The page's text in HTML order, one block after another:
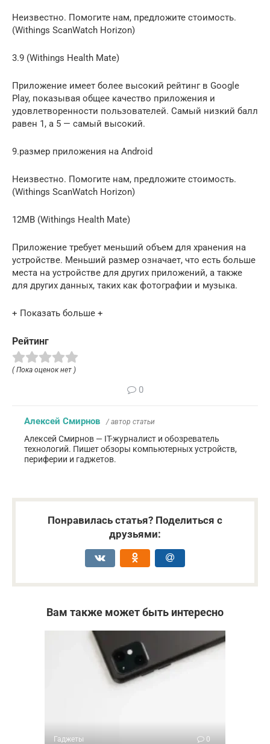
Неизвестно. Помогите нам, предложите стоимость.
(Withings ScanWatch Horizon)
3.9 (Withings Health Mate)
Приложение имеет более высокий рейтинг в Google
Play, показывая общее качество приложения и
удовлетворенности пользователей. Самый низкий балл
равен 1, а 5 — самый высокий.
9.размер приложения на Android
Неизвестно. Помогите нам, предложите стоимость.
(Withings ScanWatch Horizon)
12MB (Withings Health Mate)
Приложение требует меньший объем для хранения на
устройстве. Меньший размер означает, что есть больше
места на устройстве для других приложений, а также
для других данных, таких как фотографии и музыка.
+ Показать больше +
Рейтинг
( Пока оценок нет )
0
Алексей Смирнов / автор статьи
Алексей Смирнов — IT-журналист и обозреватель
технологий. Пишет обзоры компьютерных устройств,
периферии и гаджетов.
Понравилась статья? Поделиться с
друзьями:
Вам также может быть интересно
Гаджеты 0